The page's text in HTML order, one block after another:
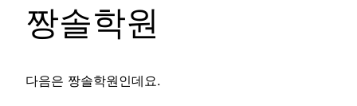
짱솔학원
다음은 짱솔학원인데요.